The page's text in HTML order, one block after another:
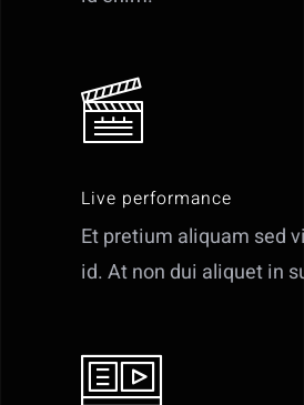
Live performance
Et pretium aliquam sed
id. At non dui aliquet in